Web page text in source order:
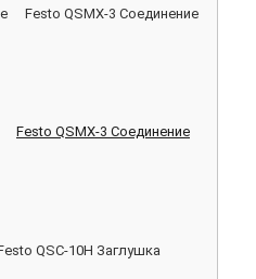
Festo QSMX-3 Соединение